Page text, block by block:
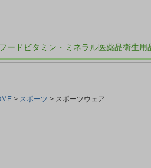
ード ビタミン・ミネラル医薬品衛生用
スポーツ スポーツウェア